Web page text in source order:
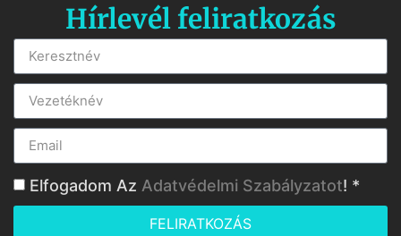
Hírlevél feliratkozás
Elfogadom Az Adatvédelmi Szabályzatot! *
FELIRATKOZÁS